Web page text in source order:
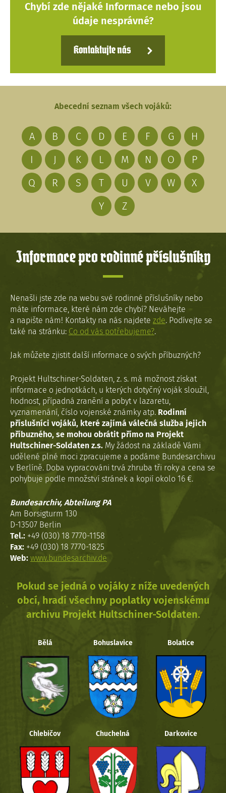
Chybí zde nějaké Informace nebo jsou
údaje nesprávné?
Kontaktujte nás
Abecední seznam všech vojáků:
A B C D E F G
H
I
J K L M N O
P
Q
R S T U V W
X
Y
Z
Informace pro rodinné příslušníky
Nenašli jste zde na webu své rodinné příslušníky nebo
máte informace, které nám zde chybí? Neváhejte
a napište nám! Kontakty na nás najdete zde. Podívejte se
také na stránku: Co od vás potřebujeme?.
Jak můžete zjistit další informace o svých příbuzných?
Projekt Hultschiner-Soldaten, z. s. má možnost získat
informace o jednotkách, u kterých dotyčný voják sloužil,
hodnost, případná zranění a pobyt v lazaretu,
vyznamenání, číslo vojenské známky atp. Rodinní
příslušníci vojáků, které zajímá válečná služba jejich
příbuzného, se mohou obrátit přímo na Projekt
Hultschiner-Soldaten z.s. My žádost na základě Vámi
udělené plné moci zpracujeme a podáme Bundesarchivu
v Berlíně. Doba vypracováni trvá zhruba tři roky a cena se
pohybuje podle množství stránek a kopií okolo 16 €.
Bundesarchiv, Abteilung PA
Am Borsigturm 130
D-13507 Berlin
Tel.: +49 (030) 18 7770-1158
Fax: +49 (030) 18 7770-1825
Web: www.bundesarchiv.de
Pokud se jedná o vojáky z níže uvedených
obcí, hradí všechny poplatky vojenskému
archivu Projekt Hultschiner-Soldaten.
Bělá Bohuslavice Bolatice
Chlebičov Chuchelná Darkovice